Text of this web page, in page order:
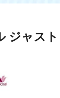
ジャス